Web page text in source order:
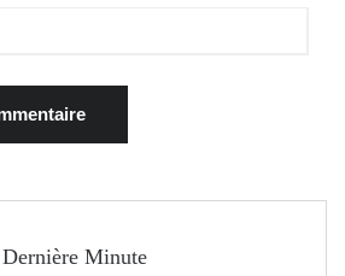
Dernière Minute